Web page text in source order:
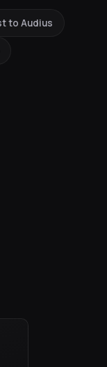
to Audius